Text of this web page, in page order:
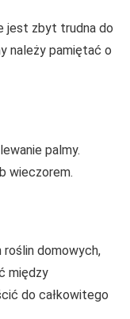
jest zbyt trudna do
należy pamiętać o
palmy.
wieczorem.
roślin domowych,
między
do całkowitego